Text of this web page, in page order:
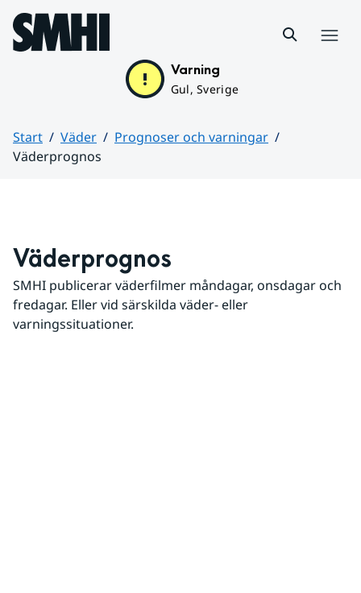
Hoppa till sidans innehåll
Varning
Gul, Sverige
Start Väder
Prognoser och varningar
Väderprognos
Väderprognos
SMHI publicerar väderfilmer måndagar, onsdagar och
fredagar. Eller vid särskilda väder- eller
varningssituationer.